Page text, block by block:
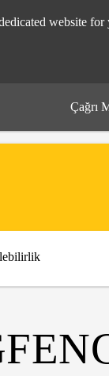
website for
Çağrı